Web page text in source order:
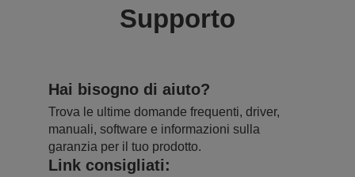
Supporto
Hai bisogno di aiuto?
Trova le ultime domande frequenti, driver,
manuali, software e informazioni sulla
garanzia per il tuo prodotto.
Link consigliati: